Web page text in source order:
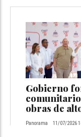
Gobierno
comunitario
obras de
Panorama 11/07/2026